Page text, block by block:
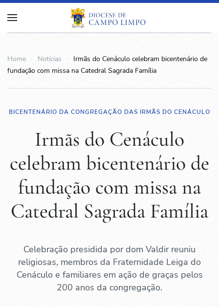
Home Notícias
Irmãs do Cenáculo celebram bicentenário de
fundação com missa na Catedral Sagrada Família
BICENTENÁRIO DA CONGREGAÇÃO DAS IRMÃS DO CENÁCULO
Irmãs do Cenáculo
celebram bicentenário de
fundação com missa na
Catedral Sagrada Família
Celebração presidida por dom Valdir reuniu
religiosas, membros da Fraternidade Leiga do
Cenáculo e familiares em ação de graças pelos
200 anos da congregação.